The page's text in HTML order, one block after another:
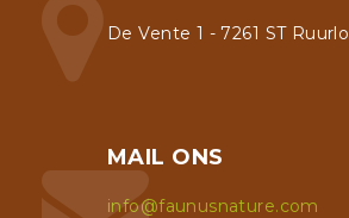
De Vente 1 - 7261 ST Ruurlo
MAIL ONS
info@faunusnature.com